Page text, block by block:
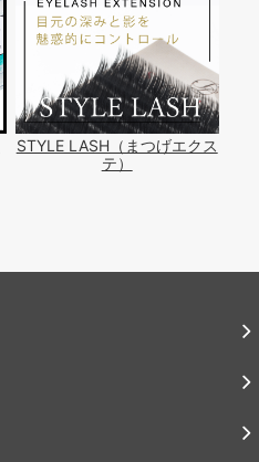
STYLE LASH（まつげエクス
テ）